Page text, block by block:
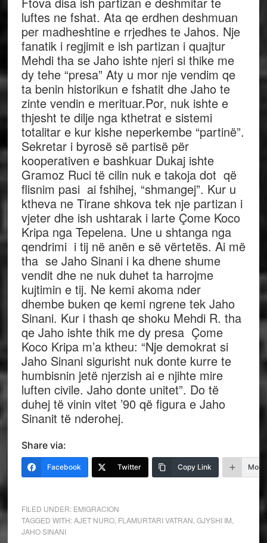
luftes ne fshat. Ata qe erdhen deshmuan
per madheshtine e rrjedhes te Jahos. Nje
fanatik i regjimit e ish partizan i quajtur
Mehdi tha se Jaho ishte njeri si thike me
dy tehe “presa” Aty u mor nje vendim qe
ta benin historikun e fshatit dhe Jaho te
zinte vendin e merituar.Por, nuk ishte e
thjesht te dilje nga kthetrat e sistemi
totalitar e kur kishe neperkembe “partinë”.
Sekretar i byrosë së partisë për
kooperativen e bashkuar Dukaj ishte
Gramoz Ruci të cilin nuk e takoja dot që
flisnim pasi ai fshihej, “shmangej”. Kur u
ktheva ne Tirane shkova tek nje partizan i
vjeter dhe ish ushtarak i larte Çome Koco
Kripa nga Tepelena. Une u shtanga nga
qendrimi i tij në anën e së vërtetës. Ai më
tha se Jaho Sinani i ka dhene shume
vendit dhe ne nuk duhet ta harrojme
kujtimin e tij. Ne kemi akoma nder
dhembe buken qe kemi ngrene tek Jaho
Sinani. Kur i thash qe shoku Mehdi R. tha
qe Jaho ishte thik me dy presa Çome
Koco Kripa m’a ktheu: “Nje demokrat si
Jaho Sinani sigurisht nuk donte kurre te
humbisnin jetë njerzish ai e njihte mire
luften civile. Jaho donte unitet”. Do të
duhej të vinin vitet ’90 që figura e Jaho
Sinanit të nderohej.
Share via:
Facebook Twitter Copy Link More
FILED UNDER: EMIGRACION
TAGGED WITH:AJET NURO, FLAMURTARI VATRAN GJYSHI IM
JAHO SINANI